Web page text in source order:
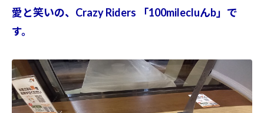
愛と笑いの、Crazy Riders 「100milecluんb」で
す。